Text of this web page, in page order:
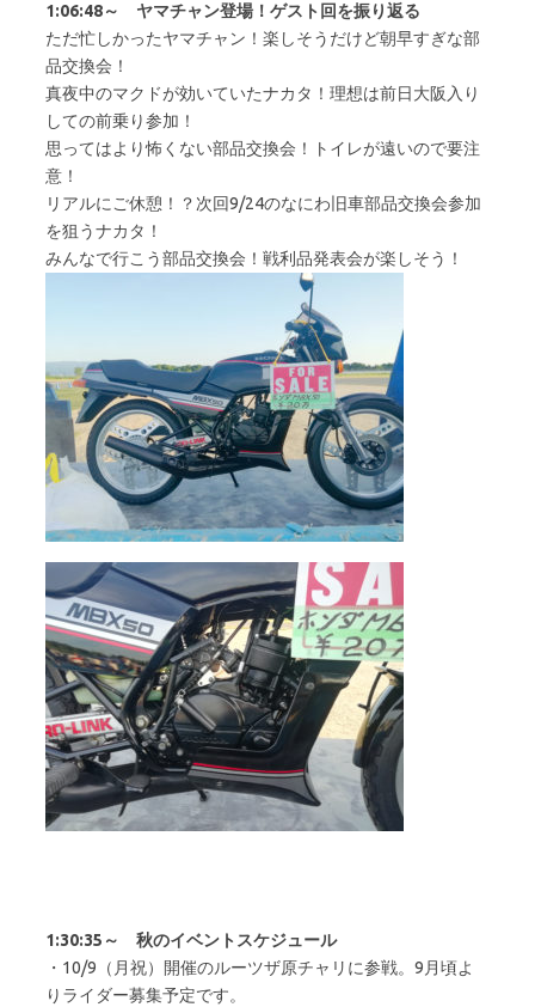
1:06:48～ ヤマチャン登場！ゲスト回を振り返る
ただ忙しかったヤマチャン！楽しそうだけど朝早すぎな部
品交換会！
真夜中のマクドが効いていたナカタ！理想は前日大阪入り
しての前乗り参加！
思ってはより怖くない部品交換会！トイレが遠いので要注
意！
リアルにご休憩！？次回9/24のなにわ旧車部品交換会参加
を狙うナカタ！
みんなで行こう部品交換会！戦利品発表会が楽しそう！
1:30:35～ 秋のイベントスケジュール
・10/9（月祝）開催のルーツザ原チャリに参戦。9月頃よ
りライダー募集予定です。